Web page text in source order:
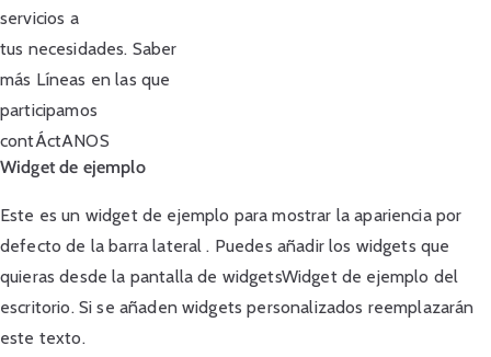
servicios a
tus necesidades. Saber
más Líneas en las que
participamos
contÁctANOS
Widget de ejemplo
Este es un widget de ejemplo para mostrar la apariencia por
defecto de la barra lateral . Puedes añadir los widgets que
quieras desde la pantalla de widgetsWidget de ejemplo del
escritorio. Si se añaden widgets personalizados reemplazarán
este texto.